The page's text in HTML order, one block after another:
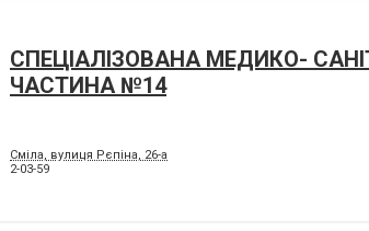
СПЕЦІАЛІЗОВАНА МЕДИКО-
ЧАСТИНА №14
Сміла, вулиця Рєпіна, 26-а
2-03-59